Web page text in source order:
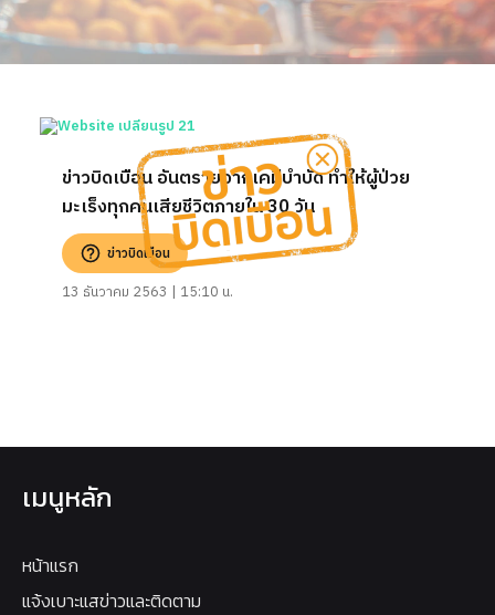
ข่าวบิดเบือน อันตรายจากเคมีบำบัด ทำให้ผู้ป่วย
มะเร็งทุกคนเสียชีวิตภายใน 30 วัน
ข่าวบิดเบือน
13 ธันวาคม 2563 | 15:10 น.
เมนูหลัก
หน้าแรก
แจ้งเบาะแสข่าวและติดตาม